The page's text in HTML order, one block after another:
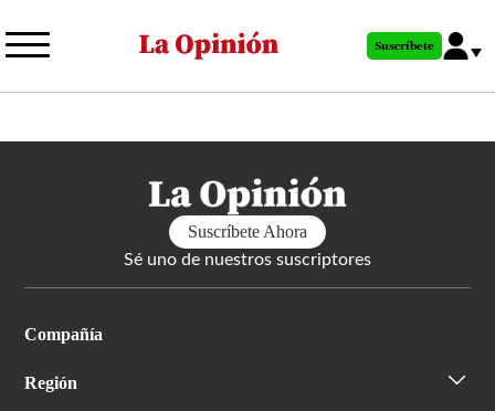
al
principal
Suscríbete
Suscríbete Ahora
Sé uno de nuestros suscriptores
Compañía
Región